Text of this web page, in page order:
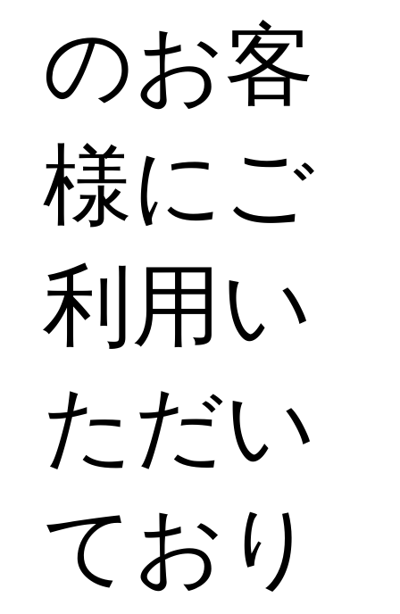
のお客
様にご
利用い
ただい
ており